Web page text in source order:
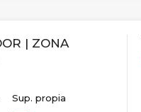
| ZONA
Sup. propia